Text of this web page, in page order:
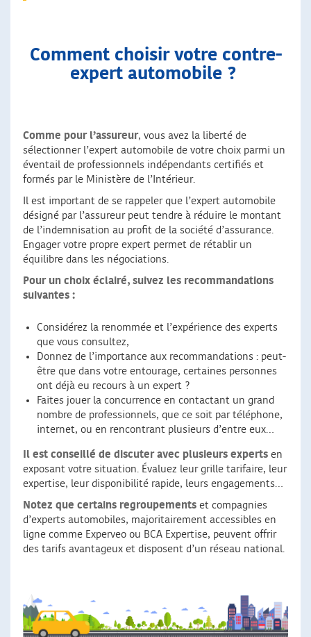
Comment choisir votre contre-
expert automobile ?
Comme pour l’assureur, vous avez la liberté de
sélectionner l’expert automobile de votre choix parmi un
éventail de professionnels indépendants certifiés et
formés par le Ministère de l’Intérieur.
Il est important de se rappeler que l’expert automobile
désigné par l’assureur peut tendre à réduire le montant
de l’indemnisation au profit de la société d’assurance.
Engager votre propre expert permet de rétablir un
équilibre dans les négociations.
Pour un choix éclairé, suivez les recommandations
suivantes :
Considérez la renommée et l’expérience des experts
que vous consultez,
Donnez de l’importance aux recommandations : peut-
être que dans votre entourage, certaines personnes
ont déjà eu recours à un expert ?
Faites jouer la concurrence en contactant un grand
nombre de professionnels, que ce soit par téléphone,
internet, ou en rencontrant plusieurs d’entre eux…
Il est conseillé de discuter avec plusieurs experts en
exposant votre situation. Évaluez leur grille tarifaire, leur
expertise, leur disponibilité rapide, leurs engagements…
Notez que certains regroupements et compagnies
d’experts automobiles, majoritairement accessibles en
ligne comme Experveo ou BCA Expertise, peuvent offrir
des tarifs avantageux et disposent d’un réseau national.